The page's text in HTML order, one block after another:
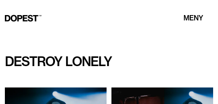
MENY
DESTROY LONELY